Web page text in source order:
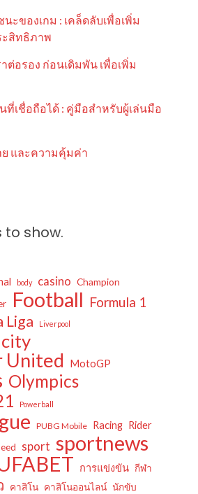
ะของเกม : เคล็ดลับเพื่อเพิ่ม
ะสิทธิภาพ
ต่อรอง ก่อนเดิมพัน เพื่อเพิ่ม
ที่เชื่อถือได้ : คู่มือสำหรับผู้เล่นมือ
ย และความคุ้มค่า
show.
body casino Champion
Football Formula 1
Liga Liverpool
United MotoGP
Olympics
Powerball
PUBG Mobile Racing Rider
sport sportnews
การแข่งขัน กีฬา
คาสิโน คาสิโนออนไลน์ นักขับ